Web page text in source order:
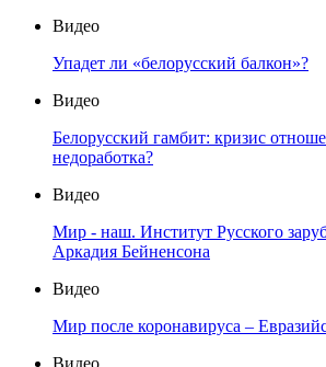
Видео
Упадет ли «белорусский балкон»?
Видео
Белорусский гамбит: кризис
недоработка?
Видео
Мир - наш. Институт Русского
Аркадия Бейненсона
Видео
Мир после коронавируса –